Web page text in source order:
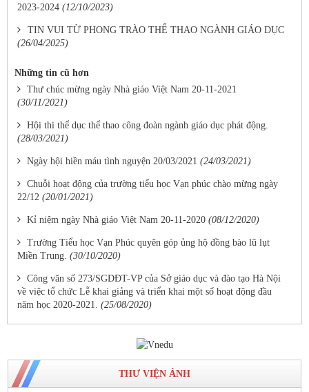
2023-2024 (12/10/2023)
​TIN VUI TỪ PHONG TRÀO THỂ THAO NGÀNH GIÁO DỤC​
(26/04/2025)
Những tin cũ hơn
Thư chúc mừng ngày Nhà giáo Việt Nam 20-11-2021
(30/11/2021)
Hội thi thể dục thể thao công đoàn ngành giáo dục phát động.
(28/03/2021)
Ngày hội hiền máu tình nguyện 20/03/2021 (24/03/2021)
Chuỗi hoạt động của trường tiểu học Vạn phúc chào mừng ngày
22/12 (20/01/2021)
Kỉ niệm ngày Nhà giáo Việt Nam 20-11-2020 (08/12/2020)
Trường Tiểu học Vạn Phúc quyên góp ủng hộ đồng bào lũ lụt
Miền Trung. (30/10/2020)
Công văn số 273/SGDĐT-VP của Sở giáo dục và đào tạo Hà Nội
về việc tổ chức Lễ khai giảng và triển khai một số hoạt động đầu
năm học 2020-2021.
(25/08/2020)
THƯ VIỆN ẢNH